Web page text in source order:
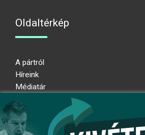
Oldaltérkép
A pártról
Híreink
Médiatár
Adatkezelési nyilatkozat
Átláthatósági nyilatkozat